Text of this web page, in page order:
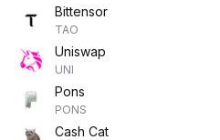
Bittensor
TAO
Uniswap
UNI
Pons
PONS
Cash Cat